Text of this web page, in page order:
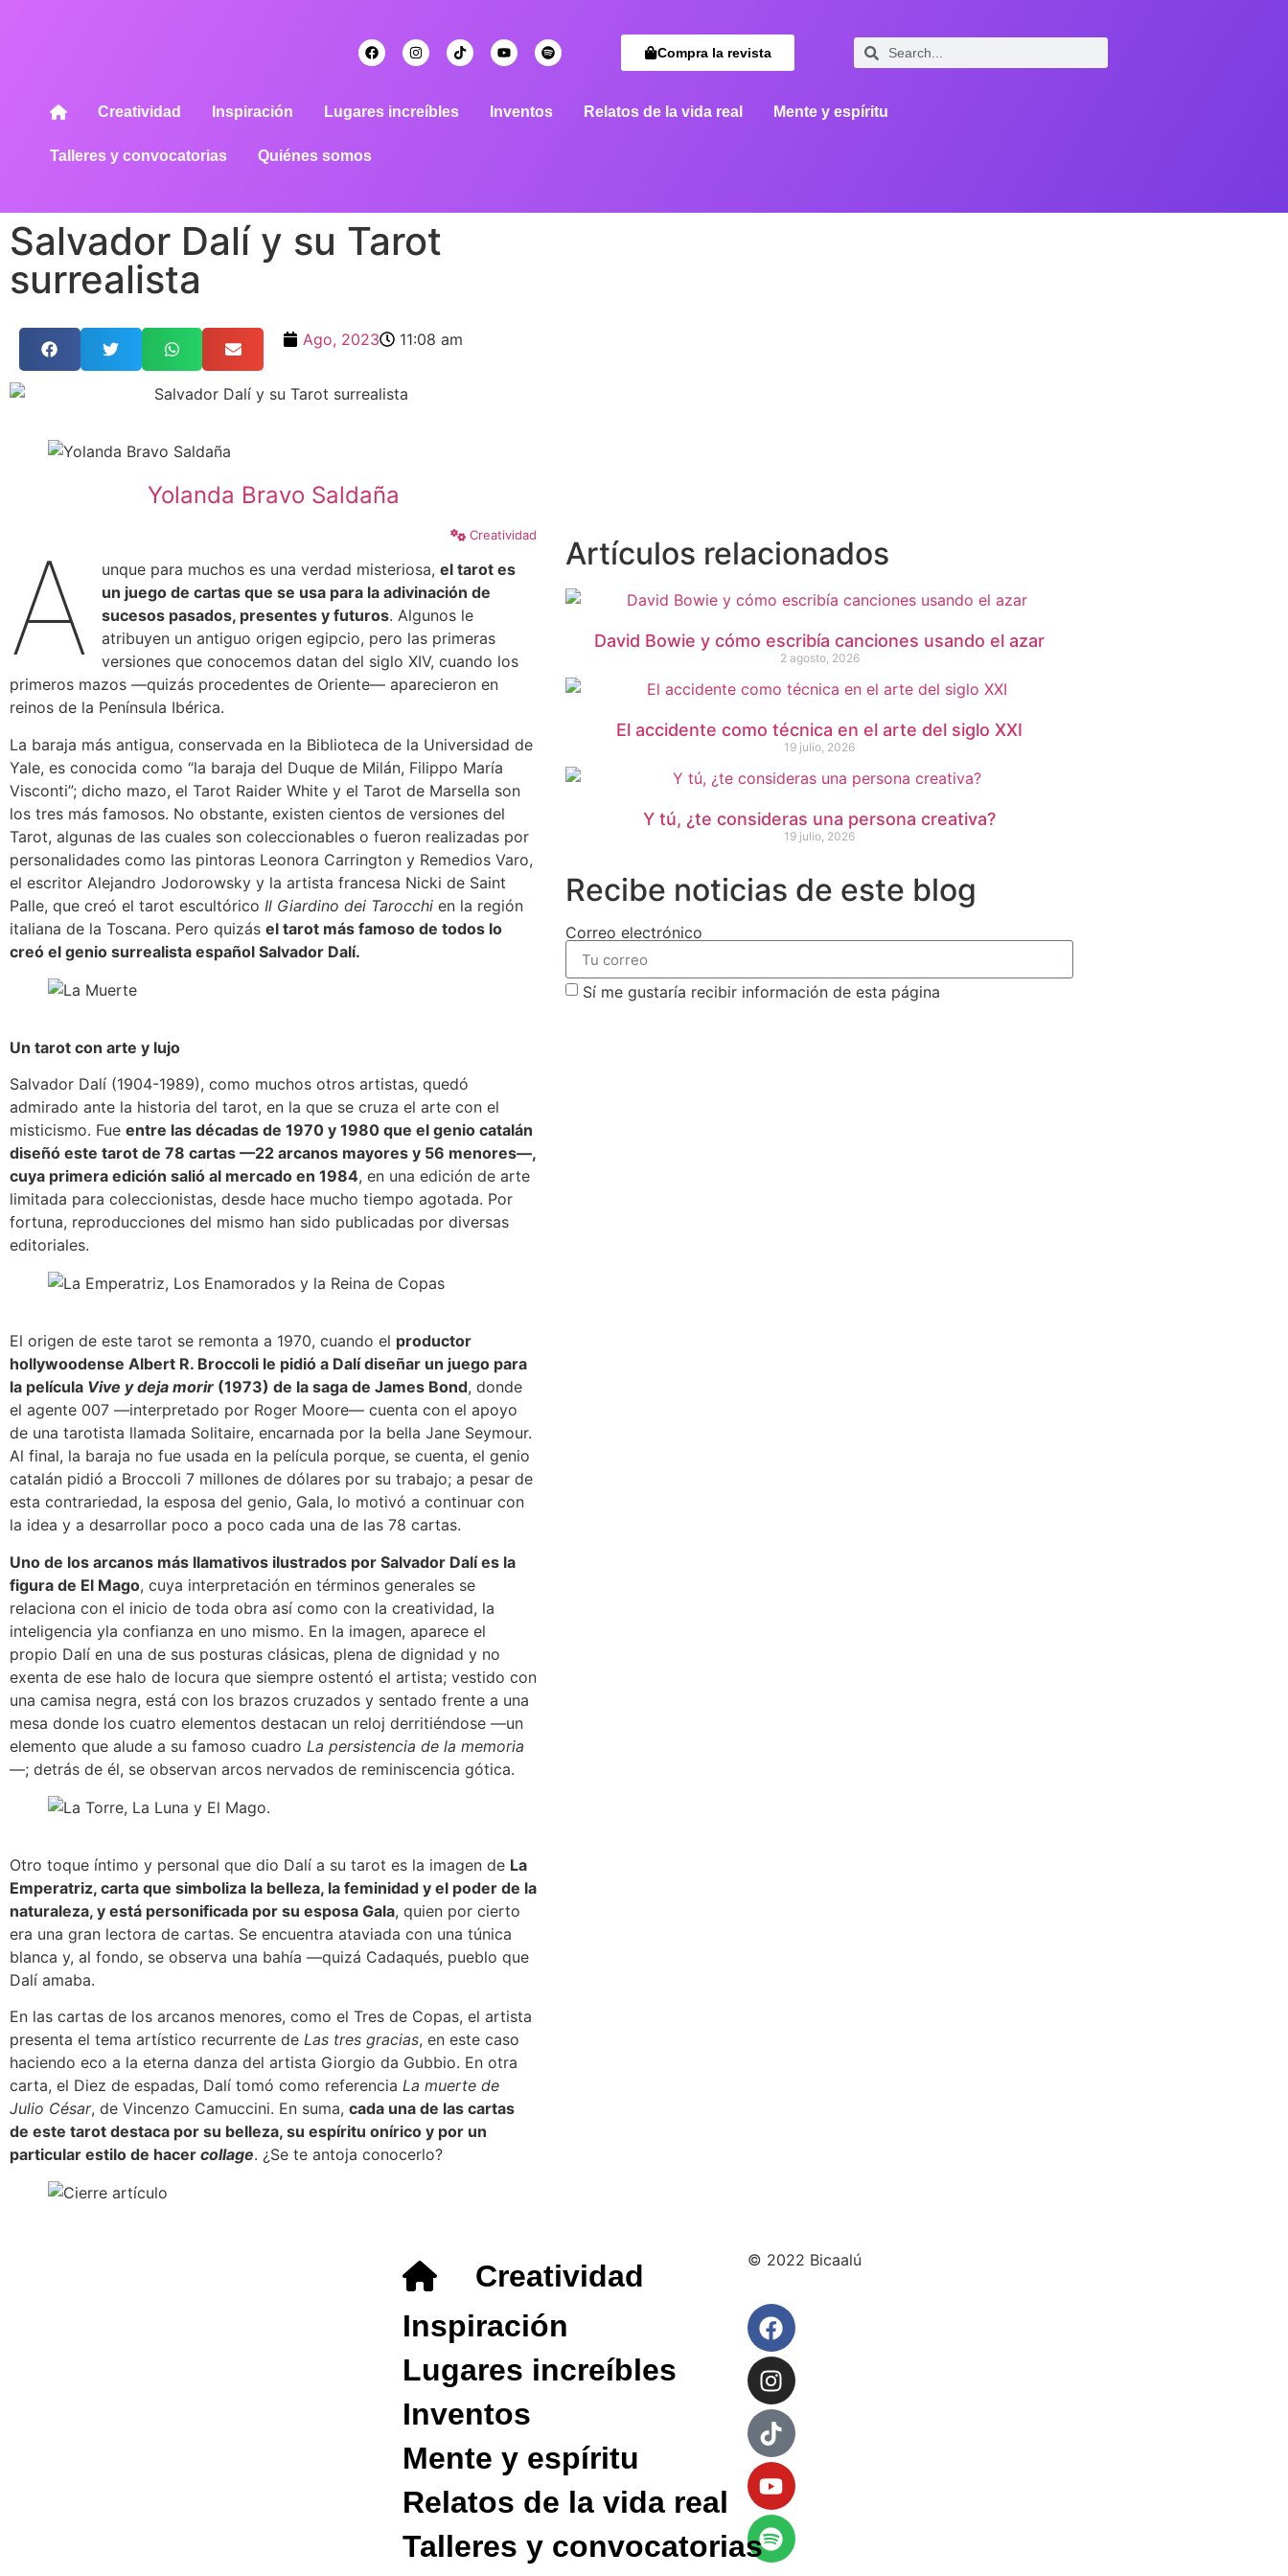
Compra la revista
Creatividad Inspiración Lugares increíbles Inventos Relatos de la vida real Mente y espíritu
Talleres y convocatorias Quiénes somos
Salvador Dalí y su Tarot
surrealista
Ago, 2023 11:08 am
Yolanda Bravo Saldaña
Creatividad
A unque para muchos es una verdad misteriosa,el tarot es
un juego de cartas que se usa para la adivinación de
sucesos pasados, presentes y futuros. Algunos le
atribuyen un antiguo origen egipcio, pero las primeras
versiones que conocemos datan del siglo XIV, cuando los
primeros mazos —quizás procedentes de Oriente— aparecieron en
reinos de la Península Ibérica.
La baraja más antigua, conservada en la Biblioteca de la Universidad de
Yale, es conocida como “la baraja del Duque de Milán, Filippo María
Visconti”; dicho mazo, el Tarot Raider White y el Tarot de Marsella son
los tres más famosos. No obstante, existen cientos de versiones del
Tarot, algunas de las cuales son coleccionables o fueron realizadas por
personalidades como las pintoras Leonora Carrington y Remedios Varo,
el escritor Alejandro Jodorowsky y la artista francesa Nicki de Saint
Palle, que creó el tarot escultórico Il Giardino dei Tarocchi en la región
italiana de la Toscana. Pero quizás el tarot más famoso de todos lo
creó el genio surrealista español Salvador Dalí.
Un tarot con arte y lujo
Salvador Dalí (1904-1989), como muchos otros artistas, quedó
admirado ante la historia del tarot, en la que se cruza el arte con el
misticismo. Fue entre las décadas de 1970 y 1980 que el genio catalán
diseñó este tarot de 78 cartas —22 arcanos mayores y 56 menores—,
cuya primera edición salió al mercado en 1984, en una edición de arte
limitada para coleccionistas, desde hace mucho tiempo agotada. Por
fortuna, reproducciones del mismo han sido publicadas por diversas
editoriales.
El origen de este tarot se remonta a 1970, cuando el productor
hollywoodense Albert R. Broccoli le pidió a Dalí diseñar un juego para
la película Vive y deja morir (1973) de la saga de James Bond, donde
el agente 007 —interpretado por Roger Moore— cuenta con el apoyo
de una tarotista llamada Solitaire, encarnada por la bella Jane Seymour.
Al final, la baraja no fue usada en la película porque, se cuenta, el genio
catalán pidió a Broccoli 7 millones de dólares por su trabajo; a pesar de
esta contrariedad, la esposa del genio, Gala, lo motivó a continuar con
la idea y a desarrollar poco a poco cada una de las 78 cartas.
Uno de los arcanos más llamativos ilustrados por Salvador Dalí es la
figura de El Mago, cuya interpretación en términos generales se
relaciona con el inicio de toda obra así como con la creatividad, la
inteligencia yla confianza en uno mismo. En la imagen, aparece el
propio Dalí en una de sus posturas clásicas, plena de dignidad y no
exenta de ese halo de locura que siempre ostentó el artista; vestido con
una camisa negra, está con los brazos cruzados y sentado frente a una
mesa donde los cuatro elementos destacan un reloj derritiéndose —un
elemento que alude a su famoso cuadro La persistencia de la memoria
—; detrás de él, se observan arcos nervados de reminiscencia gótica.
Otro toque íntimo y personal que dio Dalí a su tarot es la imagen de La
Emperatriz, carta que simboliza la belleza, la feminidad y el poder de la
naturaleza, y está personificada por su esposa Gala, quien por cierto
era una gran lectora de cartas. Se encuentra ataviada con una túnica
blanca y, al fondo, se observa una bahía —quizá Cadaqués, pueblo que
Dalí amaba.
En las cartas de los arcanos menores, como el Tres de Copas, el artista
presenta el tema artístico recurrente de Las tres gracias, en este caso
haciendo eco a la eterna danza del artista Giorgio da Gubbio. En otra
carta, el Diez de espadas, Dalí tomó como referencia La muerte de
Julio César, de Vincenzo Camuccini. En suma, cada una de las cartas
de este tarot destaca por su belleza, su espíritu onírico y por un
particular estilo de hacer collage. ¿Se te antoja conocerlo?
Artículos relacionados
David Bowie y cómo escribía canciones usando el azar
2 agosto, 2026
El accidente como técnica en el arte del siglo XXI
19 julio, 2026
Y tú, ¿te consideras una persona creativa?
19 julio, 2026
Recibe noticias de este blog
Correo electrónico
Sí me gustaría recibir información de esta página
Creatividad
Inspiración
Lugares increíbles
Inventos
Mente y espíritu
Relatos de la vida real
Talleres y convocatorias
© 2022 Bicaalú